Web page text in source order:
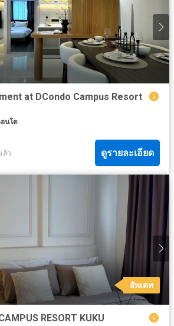
at DCondo Campus Resort
นโด
ล้ว ดูรายละเอียด
อัพเดท
RESORT KUKU